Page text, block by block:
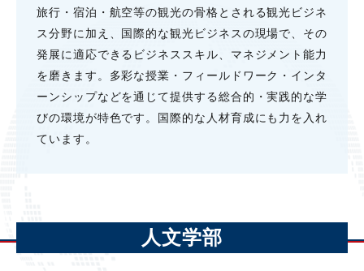
旅⾏・宿泊・航空等の観光の⾻格とされる観光ビジネ
ス分野に加え、国際的な観光ビジネスの現場で、その
発展に適応できるビジネススキル、マネジメント能⼒
を磨きます。多彩な授業・フィールドワーク・インタ
ーンシップなどを通じて提供する総合的・実践的な学
びの環境が特⾊です。国際的な⼈材育成にも⼒を⼊れ
ています。
人文学部